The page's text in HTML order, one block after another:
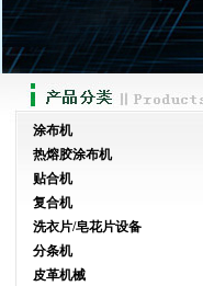
涂布机
热熔胶涂布机
贴合机
复合机
洗衣片/皂花片设备
分条机
皮革机械